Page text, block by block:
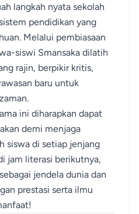
langkah nyata sekolah
pendidikan yang
Melalui pembiasaan
siswi Smansaka dilatih
rajin, berpikir kritis,
baru untuk
ini diharapkan dapat
demi menjaga
siswa di setiap jenjang
jam literasi berikutnya,
jendela dunia dan
prestasi serta ilmu